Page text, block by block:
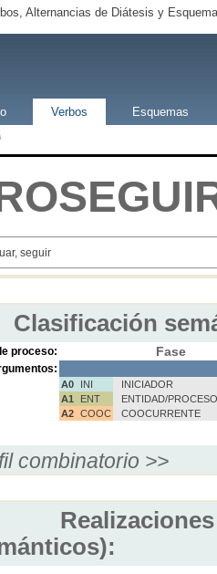
Alternancias de Diátesis y
Verbos Esquemas
seguir
Clasificación
proceso: Fase
A0 INI
INICIADOR
A1
ENT
ENTIDAD/PROCESO
A2 COOC COOCURRENTE
combinatorio >>